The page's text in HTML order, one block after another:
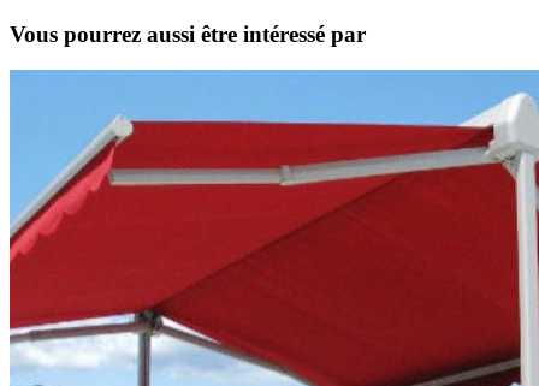
Vous pourrez aussi être intéressé par